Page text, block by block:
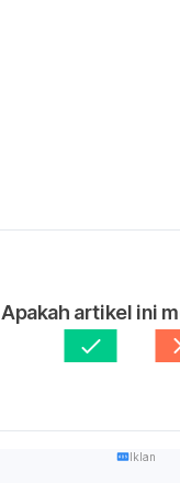
Apakah artikel ini
Iklan